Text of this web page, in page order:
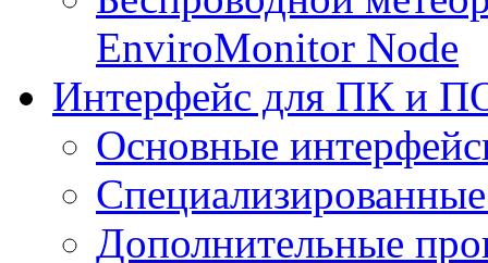
EnviroMonitor Node
Интерфейс для ПК и
Основные
Дополнительные